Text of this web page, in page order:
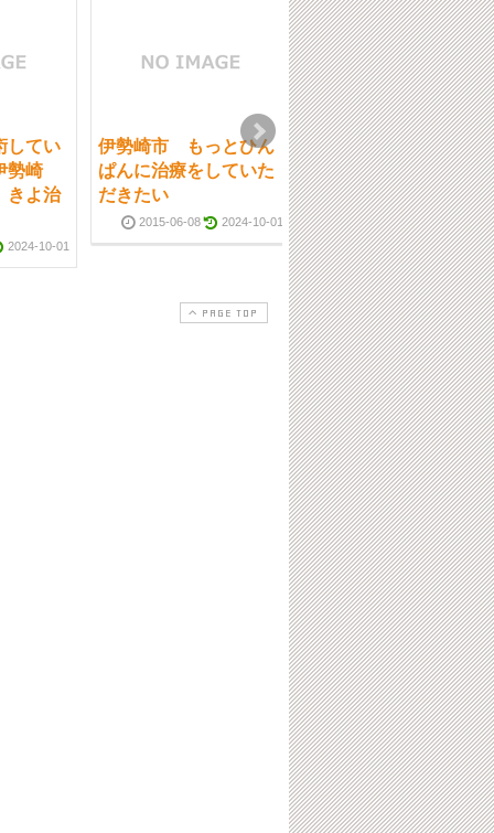
してい
勢崎
よ治
2024-10-01
伊勢崎市 もっとひん
ぱんに治療をしていた
だきたい
2015-06-08 2024-10-01
伊勢崎市 首肩のコリ
2014-01-31 2024-10-
PAGE TOP